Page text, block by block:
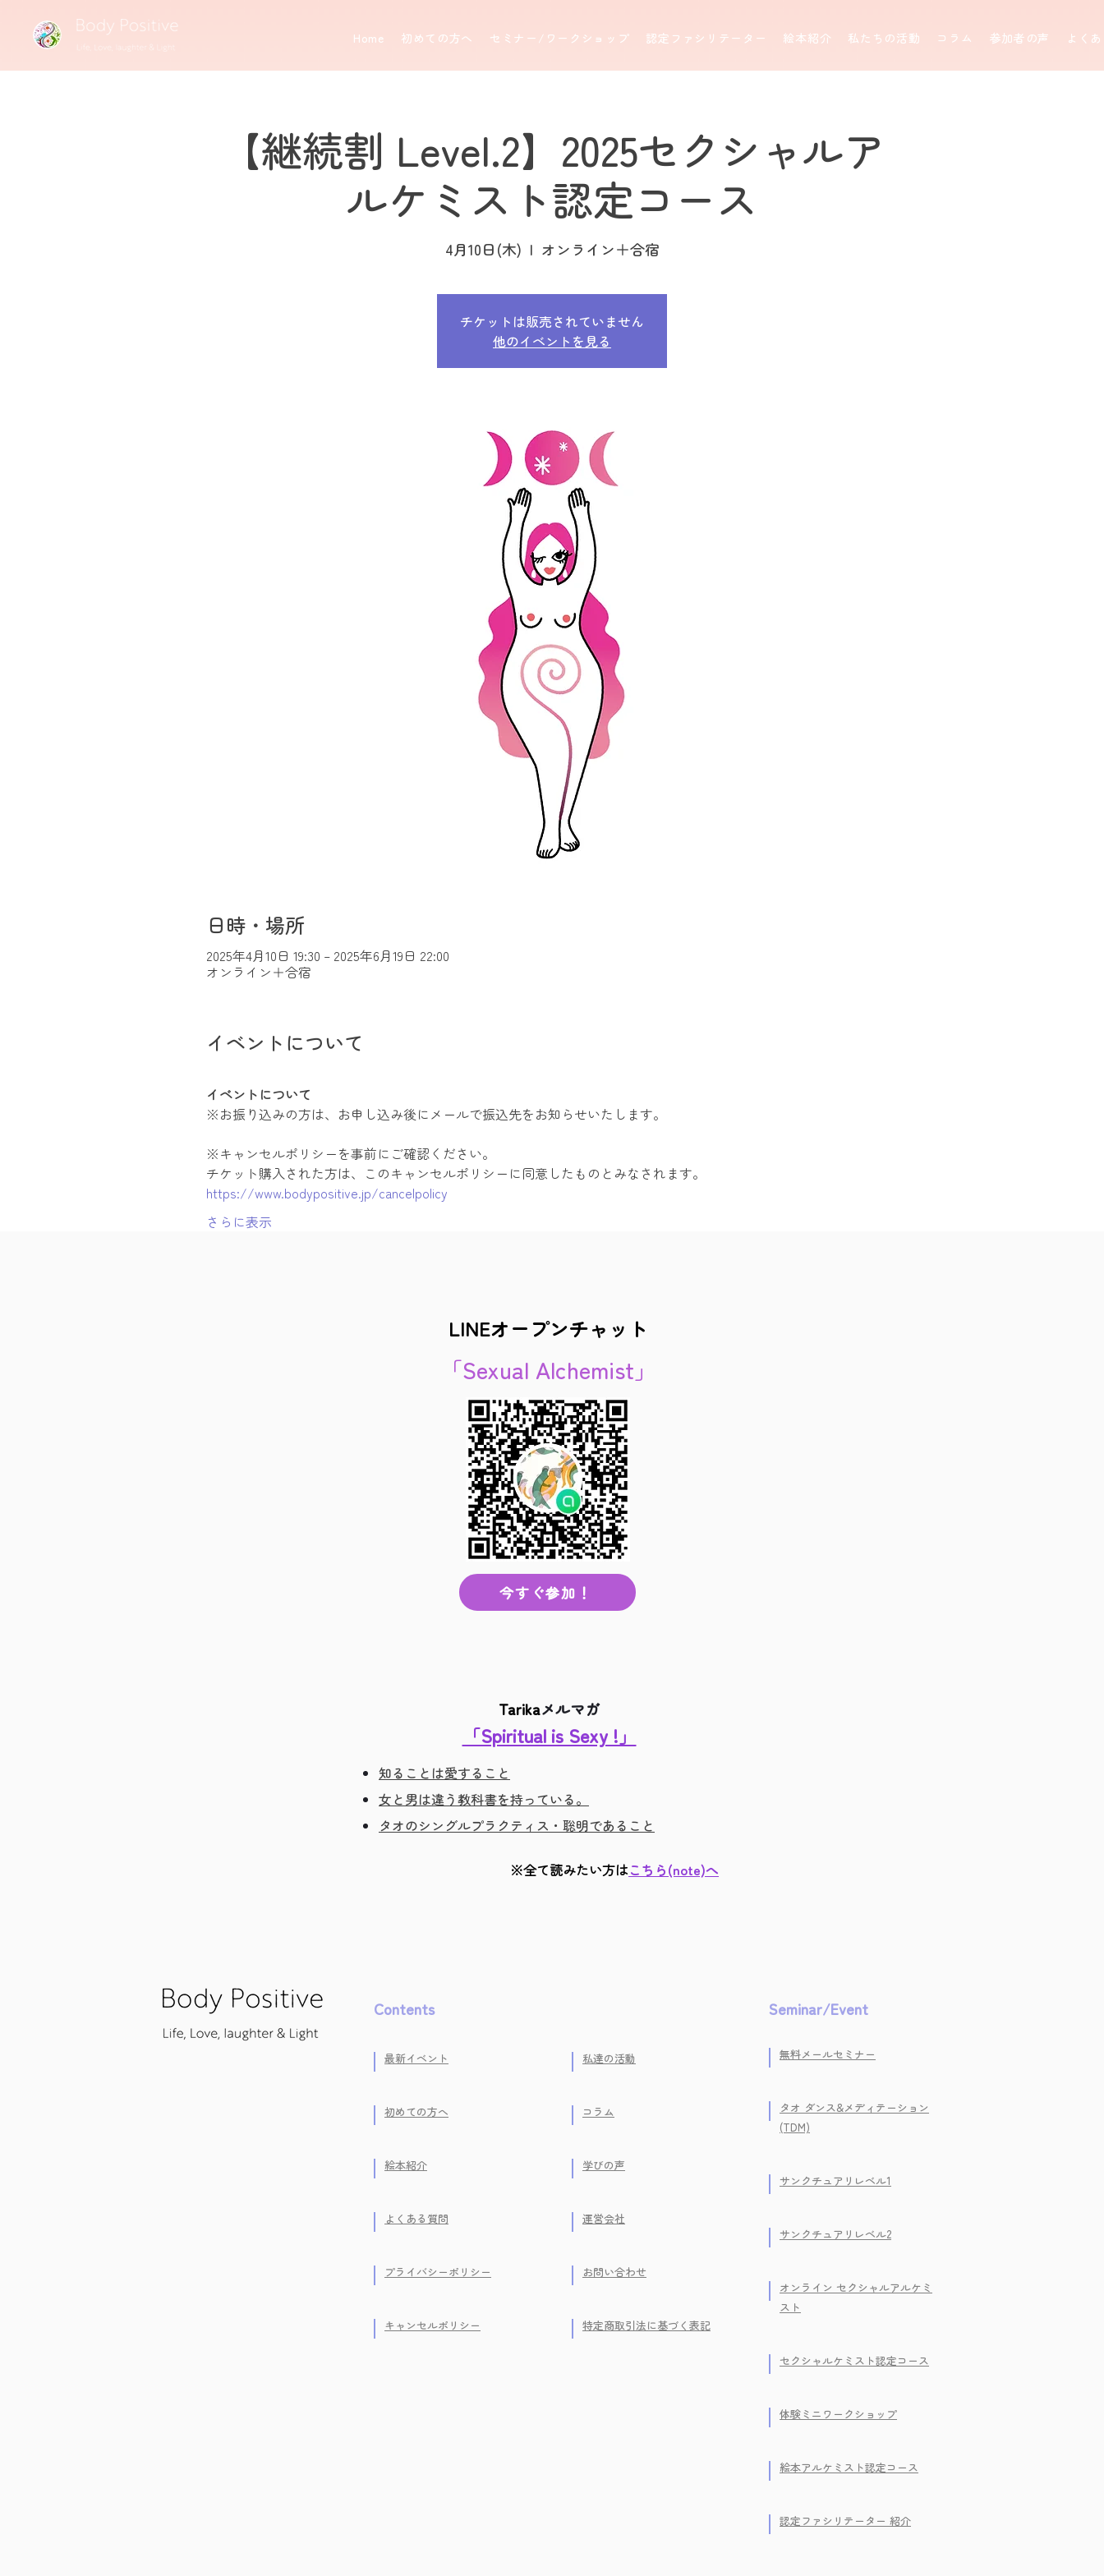
Home 初めての方へ セミナー/ワークショップ 認定ファシリテーター 絵本紹介 私たちの活動 コラム 参加者の声 よく
【継続割 Level.2】2025セクシャルア
ルケミスト認定コース
4月10日(木)
  |
オンライン＋合宿
チケットは販売されていません
他のイベントを見る
日時・場所
2025年4月10日 19:30 – 2025年6月19日 22:00
オンライン＋合宿
イベントについて
イベントについて
※お振り込みの方は、お申し込み後にメールで振込先をお知らせいたします。
※キャンセルポリシーを事前にご確認ください。
チケット購入された方は、このキャンセルポリシーに同意したものとみなされます。
https://www.bodypositive.jp/cancelpolicy
さらに表示
LINEオープンチャット
「Sexual Alchemist」
今すぐ参加！
Tarikaメルマガ
「Spiritual is Sexy !」
知ることは愛すること
女と男は違う教科書を持っている。
タオのシングルプラクティス・聡明であること
※全て読みたい方はこちら(note)へ
Contents
最新イベント
初めての方へ
絵本紹介
よくある質問
プライバシーポリシー
キャンセルポリシー
私達の活動
コラム
学びの声
運営会社
お問い合わせ
特定商取引法に基づく表記
Seminar/Event
無料メールセミナー
タオ ダンス&メディテーション
(TDM)
サンクチュアリレベル1
サンクチュアリレベル2
オンライン セクシャルアルケミ
スト
セクシャルケミスト認定コース
体験ミニワークショップ
絵本アルケミスト認定コース
認定ファシリテーター 紹介